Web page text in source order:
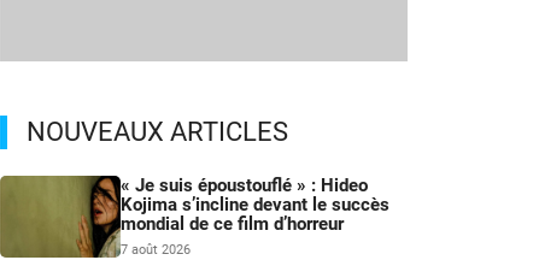
NOUVEAUX ARTICLES
« Je suis époustouflé » : Hideo
Kojima s’incline devant le succès
mondial de ce film d’horreur
7 août 2026